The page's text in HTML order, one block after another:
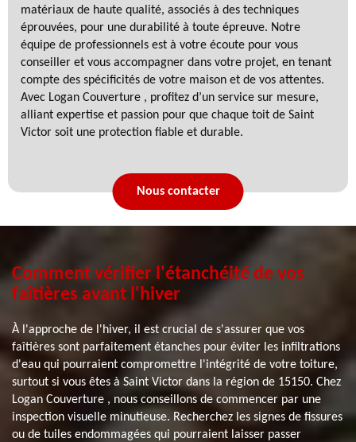
matériaux de haute qualité, associés à des techniques
éprouvées, pour une durabilité à toute épreuve. Notre
équipe de professionnels est à votre écoute pour vous
conseiller et vous accompagner dans votre projet, en tenant
compte des spécificités de votre maison et de vos attentes.
Avec Logan Couverture , profitez d’un service sur mesure,
alliant expertise et passion pour que chaque toit de Saint
Victor soit une protection fiable et durable.
Nous contacter
Comment vérifier l'étanchéité de vos
faîtières avant l'hiver
À l'approche de l'hiver, il est crucial de s'assurer que vos
faîtières sont parfaitement étanches pour éviter les infiltrations
d'eau qui pourraient compromettre l'intégrité de votre toiture,
surtout si vous êtes à Saint Victor dans la région de 15150. Chez
Logan Couverture , nous conseillons de commencer par une
inspection visuelle minutieuse. Recherchez les signes de fissures
ou de tuiles endommagées qui pourraient laisser passer